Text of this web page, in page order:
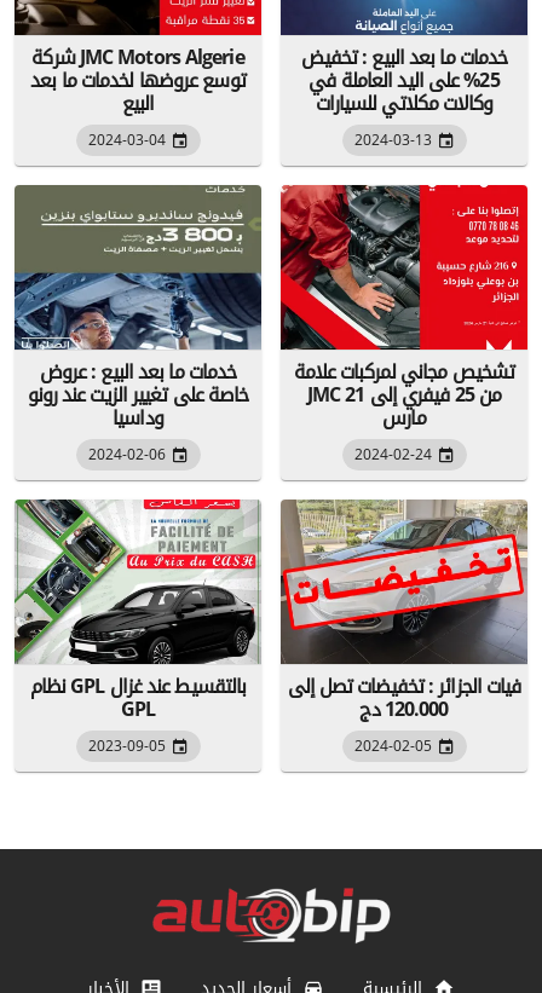
خدمات ما بعد البيع : تخفيض
25% على اليد العاملة في
وكالات مكلاتي للسيارات
2024-03-13
شركة JMC Motors Algerie
توسع عروضها لخدمات ما بعد
البيع
2024-03-04
تشخيص مجاني لمركبات علامة
JMC من 25 فيفري إلى 21
مارس
2024-02-24
خدمات ما بعد البيع : عروض
خاصة على تغيير الزيت عند رونو
وداسيا
2024-02-06
فيات الجزائر : تخفيضات تصل إلى
120.000 دج
2024-02-05
نظام GPL بالتقسيط عند غزال
GPL
2023-09-05